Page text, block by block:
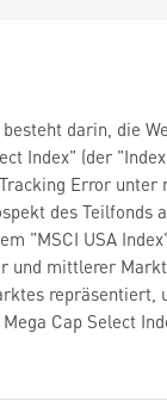
darin, die
Index" (der
Error unter
des Teilfonds
"MSCI USA
und mittlerer
repräsentiert,
Cap Select